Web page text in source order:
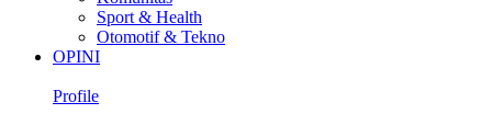
Sport & Health
Otomotif & Tekno
OPINI
Profile